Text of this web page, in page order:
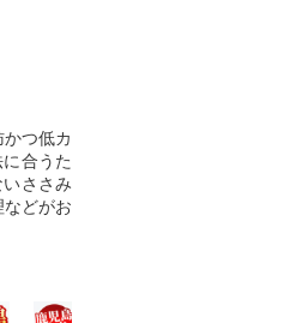
つ低カ
合うた
ささみ
どがお